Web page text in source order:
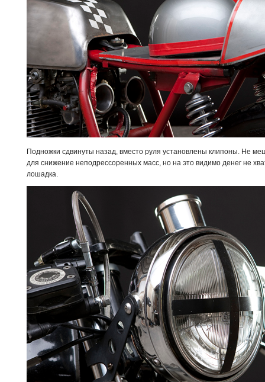
Подножки сдвинуты назад, вместо руля установлены клипоны. Не
для снижение неподрессоренных масс, но на это видимо денег не
лошадка.